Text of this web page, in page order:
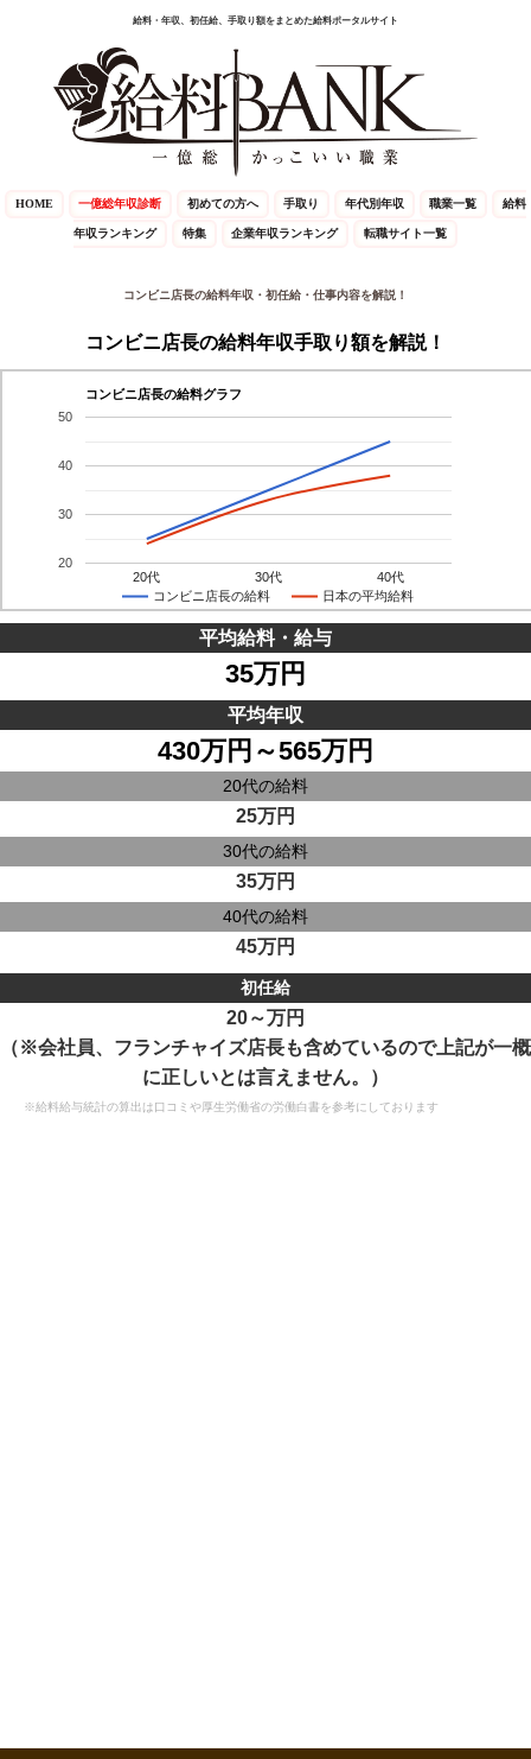
給料・年収、初任給、手取り額をまとめた給料ポータルサイト
HOME 一億総年収診断 初めての方へ 手取り 年代別年収 職業一覧 給料
年収ランキング 特集 企業年収ランキング 転職サイト一覧
コンビニ店長の給料年収・初任給・仕事内容を解説！
コンビニ店長の給料年収手取り額を解説！
コンビニ店長の給料グラフ
コンビニ店長の給料 日本の平均給料
20代 30代 40代
20
30
40
50
平均給料・給与
35万円
平均年収
430万円～565万円
20代の給料
25万円
30代の給料
35万円
40代の給料
45万円
初任給
20～万円
（※会社員、フランチャイズ店長も含めているので上記が一概
に正しいとは言えません。）
※給料給与統計の算出は口コミや厚生労働省の労働白書を参考にしております